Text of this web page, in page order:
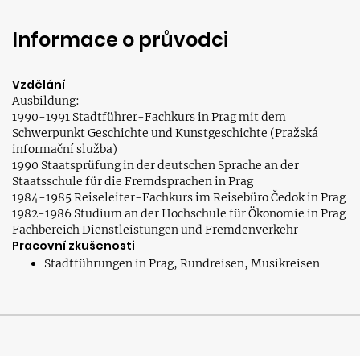
Informace o průvodci
Vzdělání
Ausbildung:
1990-1991 Stadtführer-Fachkurs in Prag mit dem
Schwerpunkt Geschichte und Kunstgeschichte (Pražská
informační služba)
1990 Staatsprüfung in der deutschen Sprache an der
Staatsschule für die Fremdsprachen in Prag
1984-1985 Reiseleiter-Fachkurs im Reisebüro Čedok in Prag
1982-1986 Studium an der Hochschule für Ökonomie in Prag
Fachbereich Dienstleistungen und Fremdenverkehr
Pracovní zkušenosti
Stadtführungen in Prag, Rundreisen, Musikreisen